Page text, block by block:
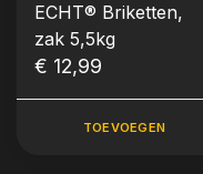
ECHT® Briketten,
zak 5,5kg
€ 12,99
TOEVOEGEN